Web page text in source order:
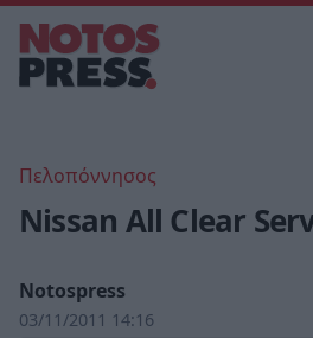
Πελοπόννησος
Nissan All Clear
Notospress
03/11/2011 14:16